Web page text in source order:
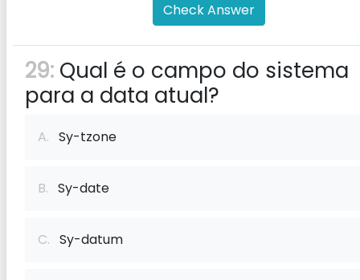
Check Answer
29: Qual é o campo do sistema
para a data atual?
A. Sy-tzone
B. Sy-date
C. Sy-datum